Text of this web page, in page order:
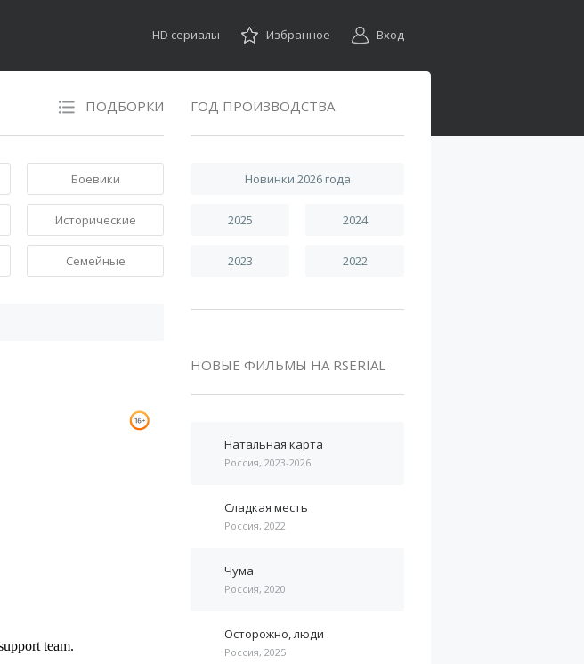
HD сериалы Избранное Вход
ПОДБОРКИ
Боевики
Исторические
Семейные
ГОД ПРОИЗВОДСТВА
Новинки 2026 года
2025 2024
2023 2022
НОВЫЕ ФИЛЬМЫ НА RSERIAL
Натальная карта
Россия, 2023-2026
Сладкая месть
Россия, 2022
Чума
Россия, 2020
Осторожно, люди
Россия, 2025